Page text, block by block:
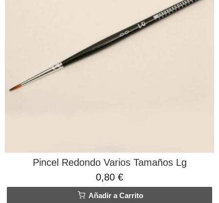
Pincel Redondo Varios Tamaños Lg
0,80 €
Añadir a Carrito